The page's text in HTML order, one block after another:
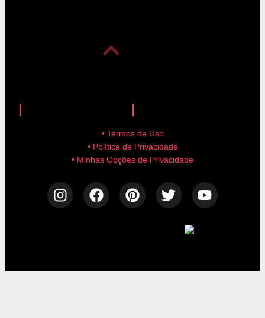
• Termos de Uso
• Política de Privacidade
• Minhas Opções de Privacidade